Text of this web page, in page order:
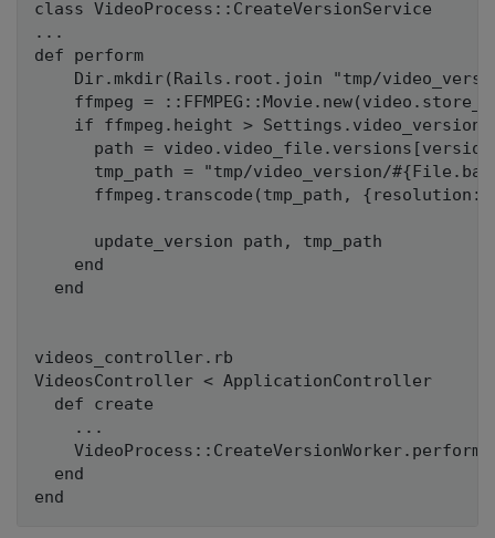
class VideoProcess::CreateVersionService
...
def perform
Dir.mkdir(Rails.root.join "tmp/
ffmpeg =
if ffmpeg.height >
path =
tmp_path = "tmp/video_version/
ffmpeg.transcode(tmp_path,
      update_version path, tmp_path
    end
  end
videos_controller.rb
VideosController < ApplicationController
  def create
    ...
  end